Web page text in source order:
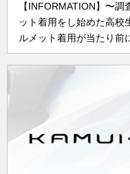
【INFORMATION】〜
ット着用をし始めた高校
ルメット着用が当たり前